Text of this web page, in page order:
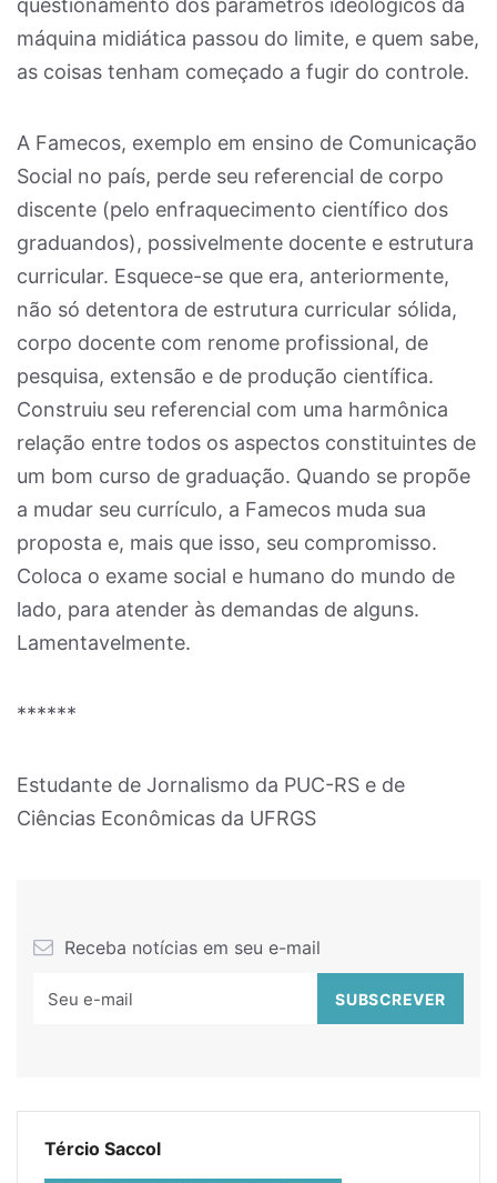
questionamento dos parâmetros ideológicos da
máquina midiática passou do limite, e quem sabe,
as coisas tenham começado a fugir do controle.
A Famecos, exemplo em ensino de Comunicação
Social no país, perde seu referencial de corpo
discente (pelo enfraquecimento científico dos
graduandos), possivelmente docente e estrutura
curricular. Esquece-se que era, anteriormente,
não só detentora de estrutura curricular sólida,
corpo docente com renome profissional, de
pesquisa, extensão e de produção científica.
Construiu seu referencial com uma harmônica
relação entre todos os aspectos constituintes de
um bom curso de graduação. Quando se propõe
a mudar seu currículo, a Famecos muda sua
proposta e, mais que isso, seu compromisso.
Coloca o exame social e humano do mundo de
lado, para atender às demandas de alguns.
Lamentavelmente.
******
Estudante de Jornalismo da PUC-RS e de
Ciências Econômicas da UFRGS
Receba notícias em seu e-mail
Tércio Saccol